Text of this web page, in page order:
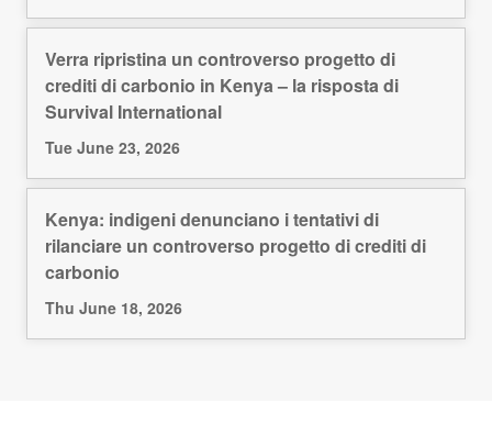
Verra ripristina un controverso progetto di
crediti di carbonio in Kenya – la risposta di
Survival International
Tue June 23, 2026
Kenya: indigeni denunciano i tentativi di
rilanciare un controverso progetto di crediti di
carbonio
Thu June 18, 2026